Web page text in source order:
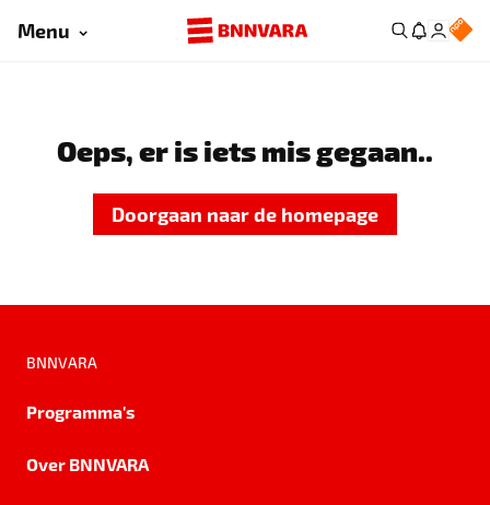
Menu
Oeps, er is iets mis gegaan..
Doorgaan naar de homepage
BNNVARA
Programma's
Over BNNVARA